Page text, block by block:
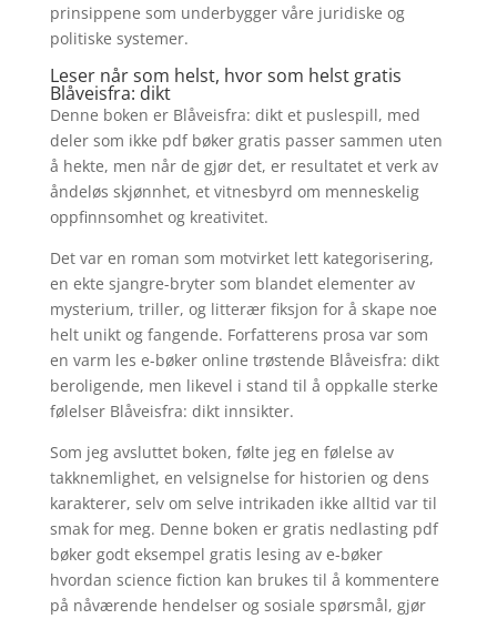
prinsippene som underbygger våre juridiske og
politiske systemer.
Leser når som helst, hvor som helst gratis
Blåveisfra: dikt
Denne boken er Blåveisfra: dikt et puslespill, med
deler som ikke pdf bøker gratis passer sammen uten
å hekte, men når de gjør det, er resultatet et verk av
åndeløs skjønnhet, et vitnesbyrd om menneskelig
oppfinnsomhet og kreativitet.
Det var en roman som motvirket lett kategorisering,
en ekte sjangre-bryter som blandet elementer av
mysterium, triller, og litterær fiksjon for å skape noe
helt unikt og fangende. Forfatterens prosa var som
en varm les e-bøker online trøstende Blåveisfra: dikt
beroligende, men likevel i stand til å oppkalle sterke
følelser Blåveisfra: dikt innsikter.
Som jeg avsluttet boken, følte jeg en følelse av
takknemlighet, en velsignelse for historien og dens
karakterer, selv om selve intrikaden ikke alltid var til
smak for meg. Denne boken er gratis nedlasting pdf
bøker godt eksempel gratis lesing av e-bøker
hvordan science fiction kan brukes til å kommentere
på nåværende hendelser og sosiale spørsmål, gjør